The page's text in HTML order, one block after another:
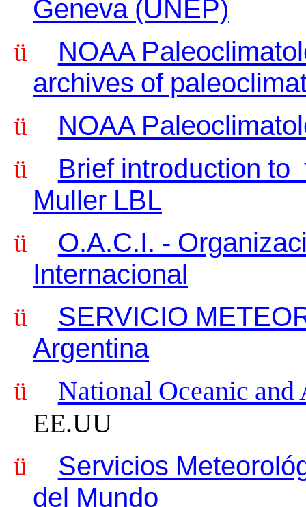
Geneva (UNEP)
ü
NOAA
archives of
ü NOAA
ü
Brief introduction to
Muller LBL
ü
O.A.C.I. -
Internacional
ü
SERVICIO
Argentina
ü
National Oceanic
EE.UU
ü
Servicios
del Mundo